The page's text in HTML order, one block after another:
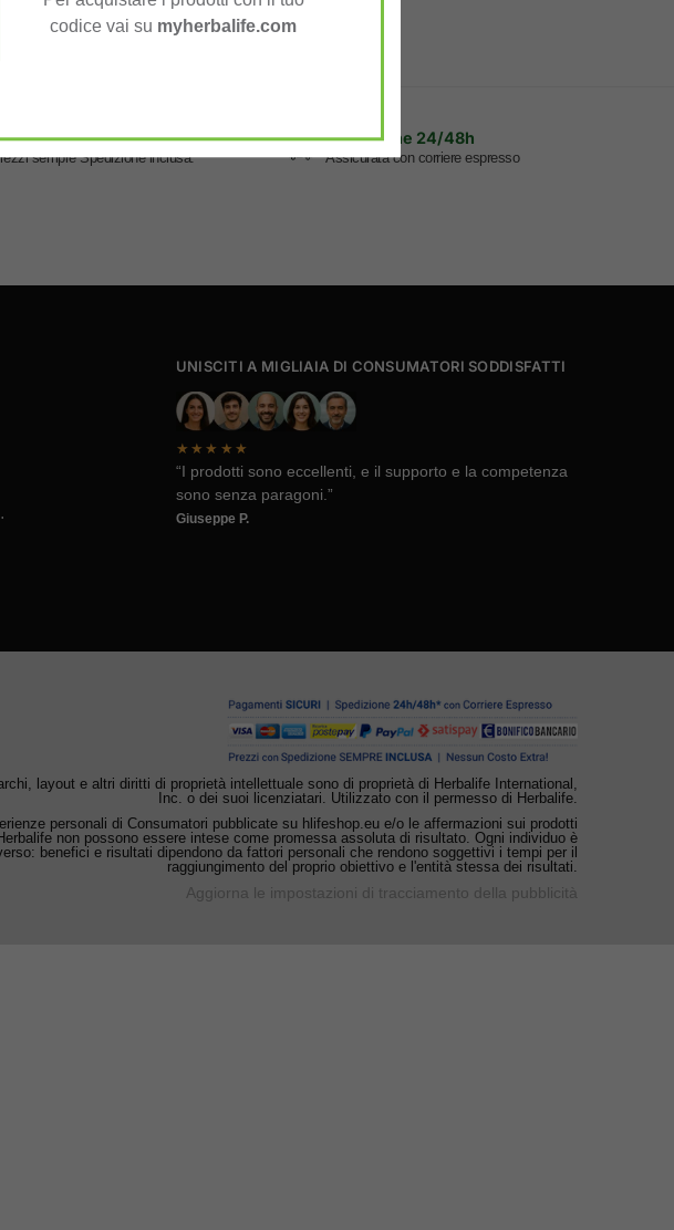
codice vai su myherbalife.com
Costi Extra
sempre Spedizione inclusa.
Spedizione 24/48h
Assicurata con corriere espresso
UNISCITI A MIGLIAIA DI CONSUMATORI SODDISFATTI
★★★★★
“I prodotti sono eccellenti, e il supporto e la competenza
sono senza paragoni.”
Giuseppe P.
layout e altri diritti di proprietà intellettuale sono di proprietà di Herbalife International,
Inc. o dei suoi licenziatari. Utilizzato con il permesso di Herbalife.
personali di Consumatori pubblicate su hlifeshop.eu e/o le affermazioni sui prodotti
non possono essere intese come promessa assoluta di risultato. Ogni individuo è
benefici e risultati dipendono da fattori personali che rendono soggettivi i tempi per il
raggiungimento del proprio obiettivo e l'entità stessa dei risultati.
Aggiorna le impostazioni di tracciamento della pubblicità